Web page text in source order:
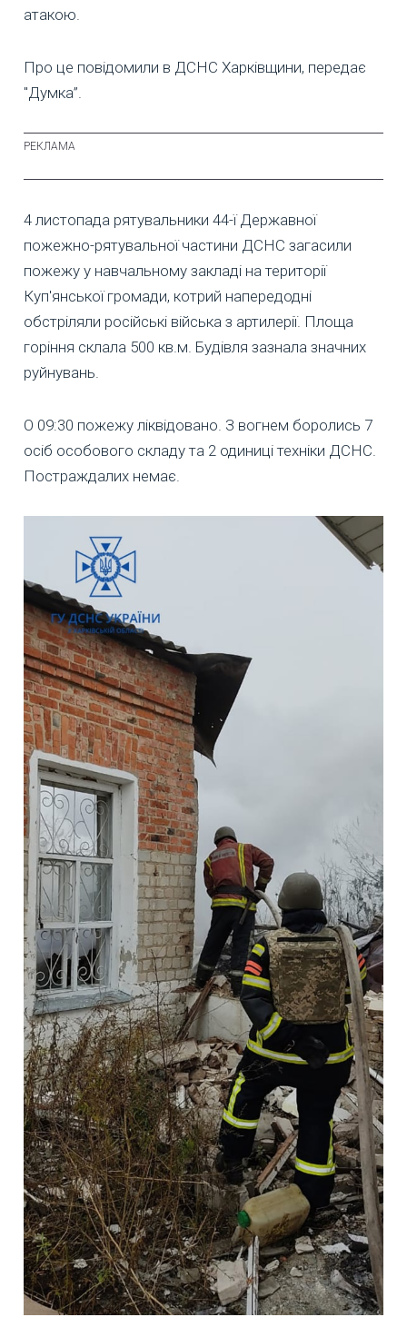
атакою.
Про це повідомили в ДСНС Харківщини, передає
"Думка”.
4 листопада рятувальники 44-ї Державної
пожежно-рятувальної частини ДСНС загасили
пожежу у навчальному закладі на території
Куп'янської громади, котрий напередодні
обстріляли російські війська з артилерії. Площа
горіння склала 500 кв.м. Будівля зазнала значних
руйнувань.
О 09:30 пожежу ліквідовано. З вогнем боролись 7
осіб особового складу та 2 одиниці техніки ДСНС.
Постраждалих немає.